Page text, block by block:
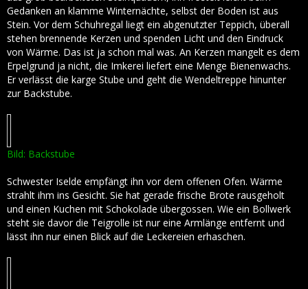
Gedanken an klamme Winternächte, selbst der Boden ist aus
Stein. Vor dem Schuhregal liegt ein abgenutzter Teppich, überall
stehen brennende Kerzen und spenden Licht und den Eindruck
von Wärme. Das ist ja schon mal was. An Kerzen mangelt es dem
Erpelgrund ja nicht, die Imkerei liefert eine Menge Bienenwachs.
Er verlässt die karge Stube und geht die Wendeltreppe hinunter
zur Backstube.
Bild: Backstube
Schwester Iselde empfängt ihn vor dem offenen Ofen. Wärme
strahlt ihm ins Gesicht. Sie hat gerade frische Brote rausgeholt
und einen Kuchen mit Schokolade übergossen. Wie ein Bollwerk
steht sie davor die Teigrolle ist nur eine Armlänge entfernt und
lässt ihn nur einen Blick auf die Leckereien erhaschen.